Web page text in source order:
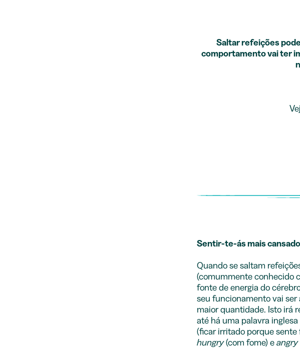
Saltar refeições
comportamento vai ter
Sentir-te-ás mais
Quando se saltam
(comummente conhecido
fonte de energia do
seu funcionamento vai ser
maior quantidade. Isto irá
até há uma palavra
(ficar irritado porque sente
hungry(com fome) eangry